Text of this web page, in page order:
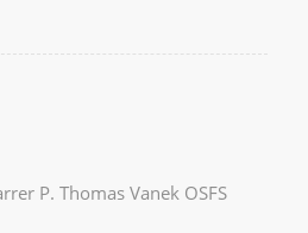
P. Thomas Vanek OSFS